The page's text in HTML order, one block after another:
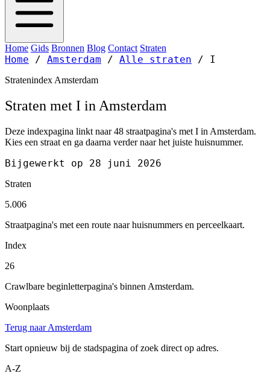
Home Gids Bronnen Blog Contact Straten
Home / Amsterdam / Alle straten / I
Stratenindex Amsterdam
Straten met I in Amsterdam
Deze indexpagina linkt naar 48 straatpagina's met I in Amsterdam.
Kies een straat en ga daarna verder naar het juiste huisnummer.
Bijgewerkt op 28 juni 2026
Straten
5.006
Straatpagina's met een route naar huisnummers en perceelkaart.
Index
26
Crawlbare beginletterpagina's binnen Amsterdam.
Woonplaats
Terug naar Amsterdam
Start opnieuw bij de stadspagina of zoek direct op adres.
A-Z